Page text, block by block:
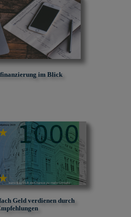
im Blick
Geld verdienen durch